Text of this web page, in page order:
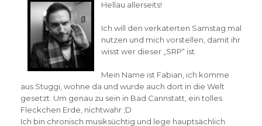
Hellau allerseits!
Ich will den verkaterten Samstag mal
nutzen und mich vorstellen, damit ihr
wisst wer dieser „SRP“ ist.
Mein Name ist Fabian, ich komme
aus Stuggi, wohne da und wurde auch dort in die Welt
gesetzt. Um genau zu sein in Bad Cannstatt, ein tolles
Fleckchen Erde, nichtwahr ;D
Ich bin chronisch musiksüchtig und lege hauptsächlich